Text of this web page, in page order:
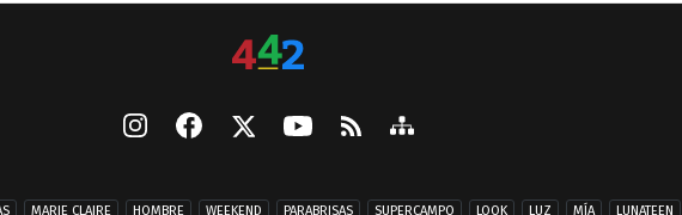
MARIE CLAIRE HOMBRE WEEKEND PARABRISAS SUPERCAMPO LOOK LUZ MÍA LUNATEEN